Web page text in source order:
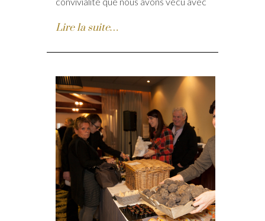
Lire la suite…